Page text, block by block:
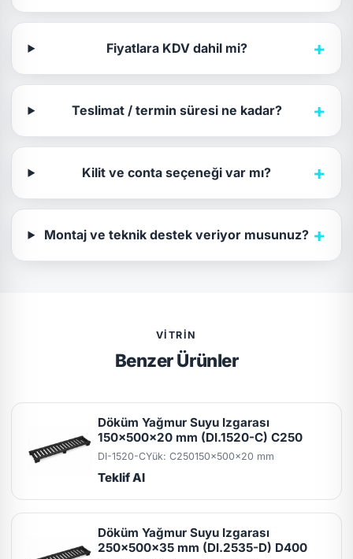
Fiyatlara KDV dahil mi? +
Teslimat / termin süresi ne kadar? +
Kilit ve conta seçeneği var mı? +
Montaj ve teknik destek veriyor musunuz? +
VITRIN
Benzer Ürünler
Döküm Yağmur Suyu Izgarası
150x500x20 mm (DI.1520-C) C250
DI-1520-CYük: C250150x500x20 mm
Teklif Al
Döküm Yağmur Suyu Izgarası
250x500x35 mm (DI.2535-D) D400